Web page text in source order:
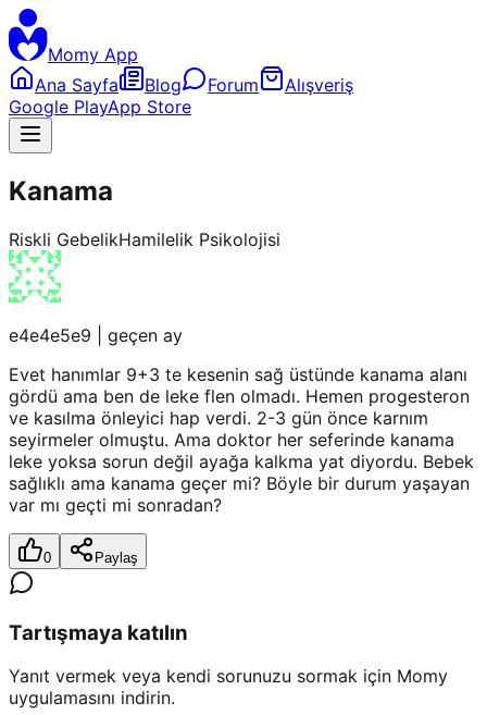
Momy App
Ana Sayfa
Blog Forum
Alışveriş
Google PlayApp Store
Kanama
Riskli GebelikHamilelik Psikolojisi
e4e4e5e9
geçen ay
Evet hanımlar 9+3 te kesenin sağ üstünde kanama alanı
gördü ama ben de leke flen olmadı. Hemen progesteron
ve kasılma önleyici hap verdi. 2-3 gün önce karnım
seyirmeler olmuştu. Ama doktor her seferinde kanama
leke yoksa sorun değil ayağa kalkma yat diyordu. Bebek
sağlıklı ama kanama geçer mi? Böyle bir durum yaşayan
var mı geçti mi sonradan?
0 Paylaş
Tartışmaya katılın
Yanıt vermek veya kendi sorunuzu sormak için Momy
uygulamasını indirin.